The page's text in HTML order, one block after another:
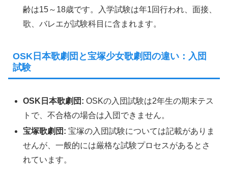
齢は15～18歳です。入学試験は年1回行われ、面接、
歌、バレエが試験科目に含まれます。
OSK日本歌劇団と宝塚少女歌劇団の違い：入団
試験
OSK日本歌劇団: OSKの入団試験は2年生の期末テス
トで、不合格の場合は入団できません。
宝塚歌劇団: 宝塚の入団試験については記載がありま
せんが、一般的には厳格な試験プロセスがあるとさ
れています。